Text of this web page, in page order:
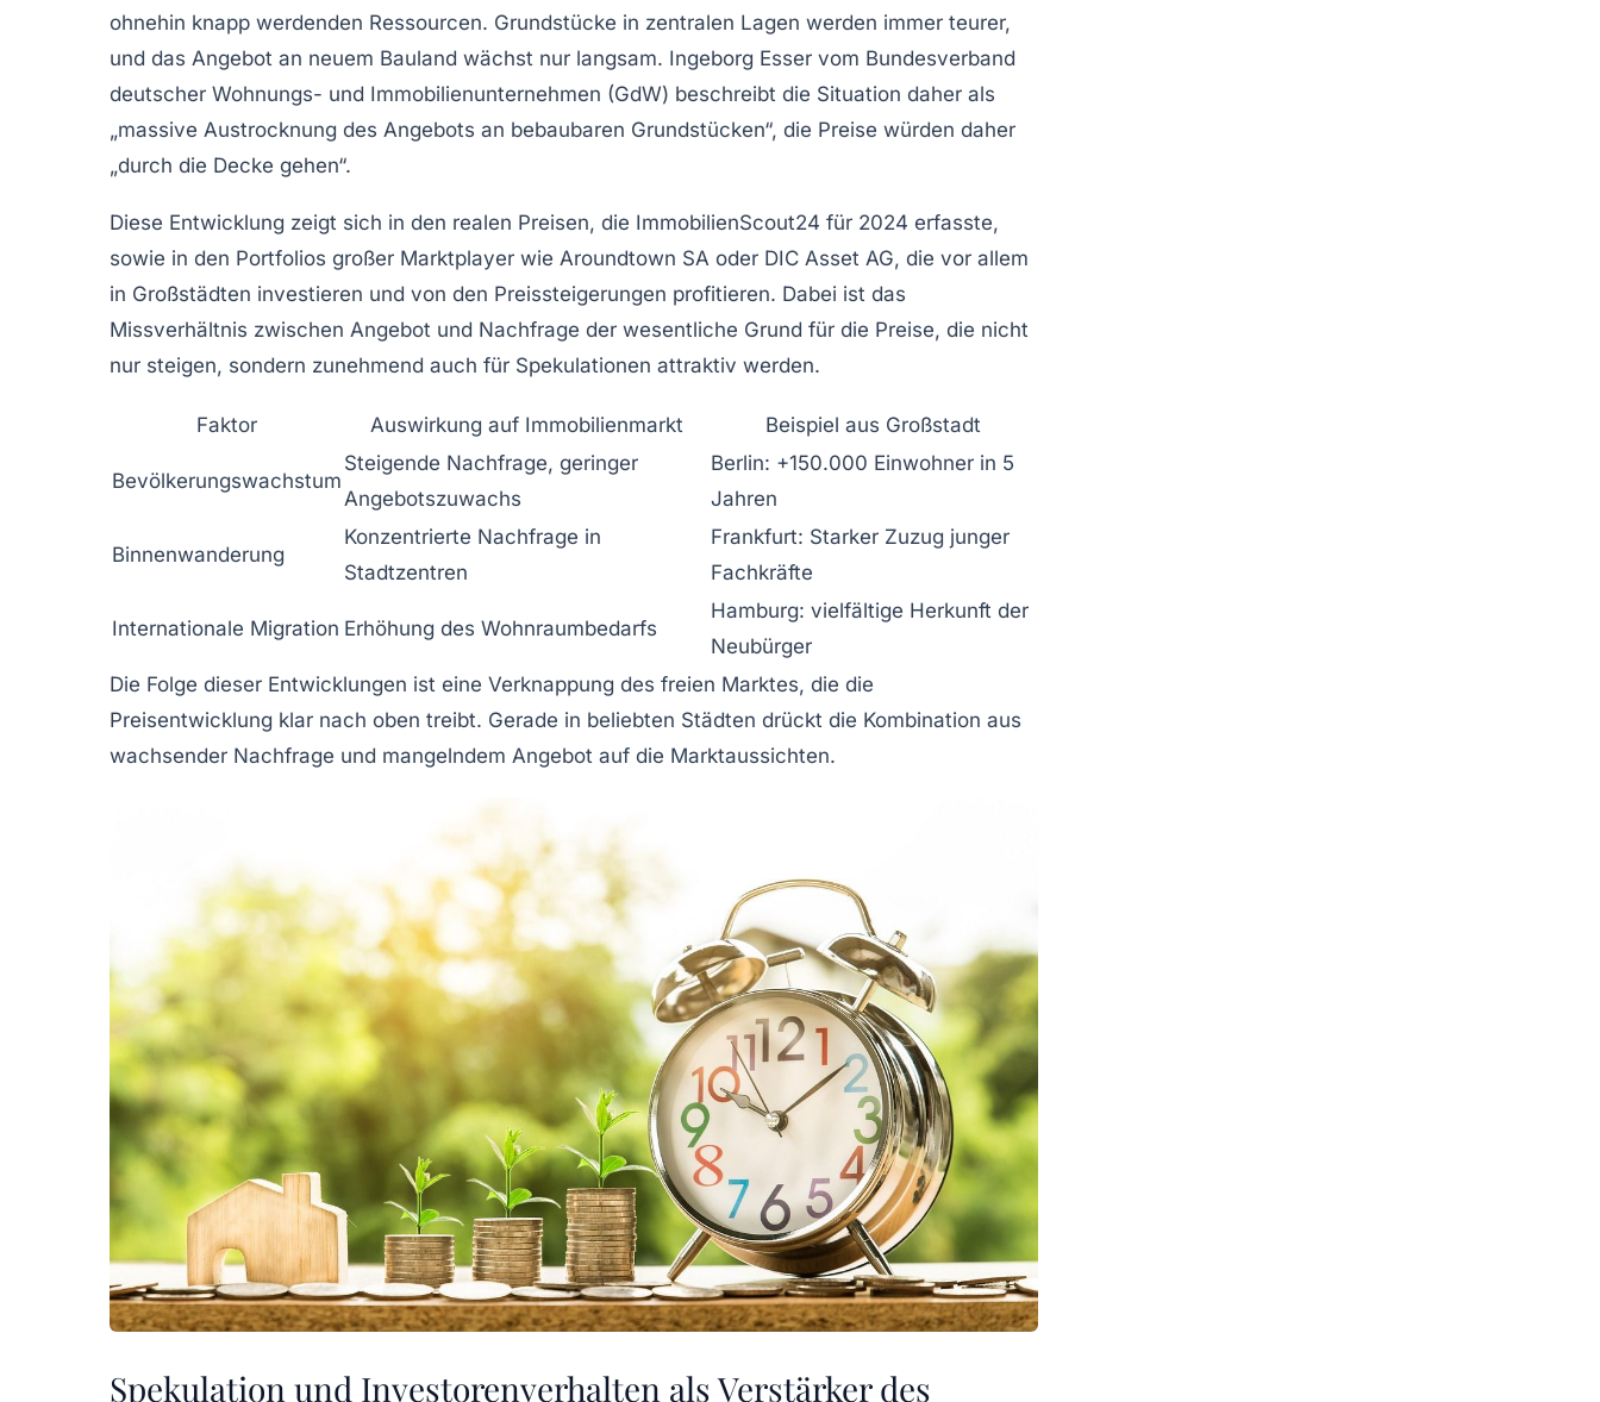
ohnehin knapp werdenden Ressourcen. Grundstücke in zentralen Lagen werden immer teurer,
und das Angebot an neuem Bauland wächst nur langsam. Ingeborg Esser vom Bundesverband
deutscher Wohnungs- und Immobilienunternehmen (GdW) beschreibt die Situation daher als
„massive Austrocknung des Angebots an bebaubaren Grundstücken“, die Preise würden daher
„durch die Decke gehen“.
Diese Entwicklung zeigt sich in den realen Preisen, die ImmobilienScout24 für 2024 erfasste,
sowie in den Portfolios großer Marktplayer wie Aroundtown SA oder DIC Asset AG, die vor allem
in Großstädten investieren und von den Preissteigerungen profitieren. Dabei ist das
Missverhältnis zwischen Angebot und Nachfrage der wesentliche Grund für die Preise, die nicht
nur steigen, sondern zunehmend auch für Spekulationen attraktiv werden.
Faktor Auswirkung auf Immobilienmarkt Beispiel aus Großstadt
Bevölkerungswachstum
Steigende Nachfrage, geringer
Angebotszuwachs
Berlin: +150.000 Einwohner in 5
Jahren
Binnenwanderung
Konzentrierte Nachfrage in
Stadtzentren
Frankfurt: Starker Zuzug junger
Fachkräfte
Internationale Migration Erhöhung des Wohnraumbedarfs
Hamburg: vielfältige Herkunft der
Neubürger
Die Folge dieser Entwicklungen ist eine Verknappung des freien Marktes, die die
Preisentwicklung klar nach oben treibt. Gerade in beliebten Städten drückt die Kombination aus
wachsender Nachfrage und mangelndem Angebot auf die Marktaussichten.
Spekulation und Investorenverhalten als Verstärker des